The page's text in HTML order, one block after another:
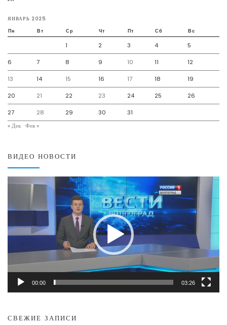
ЯНВАРЬ 2025
Пн Вт Ср Чт Пт Сб Вс
1 2 3 4 5
6 7 8 9 10 11 12
13 14 15 16 17 18 19
20 21 22 23 24 25 26
27 28 29 30
31
« Дек Фев »
ВИДЕО НОВОСТИ
00:00 03:26
СВЕЖИЕ ЗАПИСИ